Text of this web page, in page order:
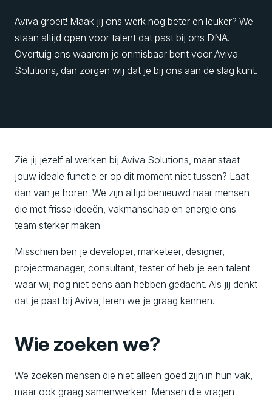
Aviva groeit! Maak jij ons werk nog beter en leuker? We
staan altijd open voor talent dat past bij ons DNA.
Overtuig ons waarom je onmisbaar bent voor Aviva
Solutions, dan zorgen wij dat je bij ons aan de slag kunt.
Zie jij jezelf al werken bij Aviva Solutions, maar staat
jouw ideale functie er op dit moment niet tussen? Laat
dan van je horen. We zijn altijd benieuwd naar mensen
die met frisse ideeën, vakmanschap en energie ons
team sterker maken.
Misschien ben je developer, marketeer, designer,
projectmanager, consultant, tester of heb je een talent
waar wij nog niet eens aan hebben gedacht. Als jij denkt
dat je past bij Aviva, leren we je graag kennen.
Wie zoeken we?
We zoeken mensen die niet alleen goed zijn in hun vak,
maar ook graag samenwerken. Mensen die vragen